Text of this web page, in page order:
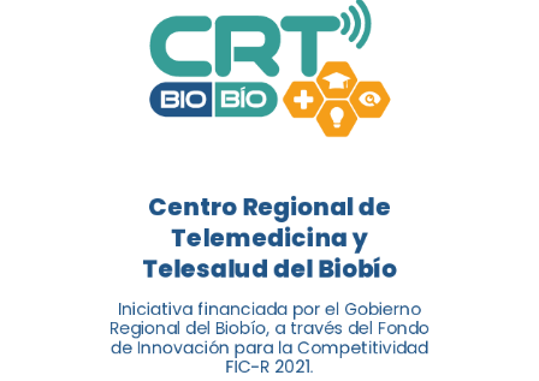
LOGROS
DE CRT
BIOBÍO
El Centro Regional de
Telemedicina y Telesalud del
Biobío presenta el balance de
tres años acercando la salud
digital a los habitantes...
Centro Regional de
Telemedicina y
Telesalud del Biobío
Iniciativa financiada por el Gobierno
Regional del Biobío, a través del Fondo
de Innovación para la Competitividad
FIC-R 2021.